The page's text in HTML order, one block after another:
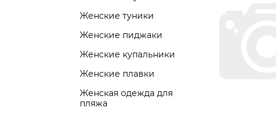
Женские туники
Женские пиджаки
Женские купальники
Женские плавки
Женская одежда для
пляжа